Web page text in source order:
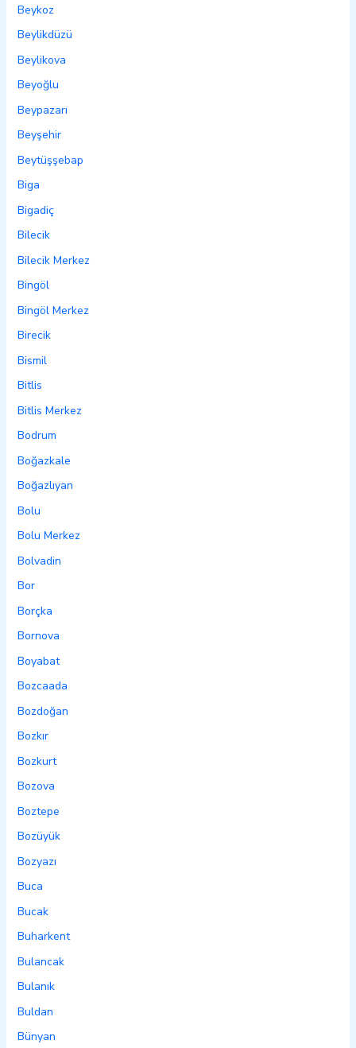
Beykoz
Beylikdüzü
Beylikova
Beyoğlu
Beypazarı
Beyşehir
Beytüşşebap
Biga
Bigadiç
Bilecik
Bilecik Merkez
Bingöl
Bingöl Merkez
Birecik
Bismil
Bitlis
Bitlis Merkez
Bodrum
Boğazkale
Boğazlıyan
Bolu
Bolu Merkez
Bolvadin
Bor
Borçka
Bornova
Boyabat
Bozcaada
Bozdoğan
Bozkır
Bozkurt
Bozova
Boztepe
Bozüyük
Bozyazı
Buca
Bucak
Buharkent
Bulancak
Bulanık
Buldan
Bünyan